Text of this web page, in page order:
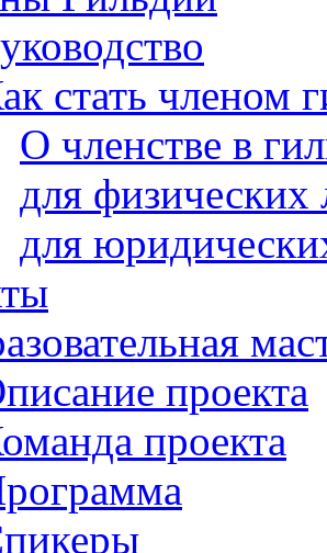
стать членом
О членстве в
для физических
для
проекта
проекта